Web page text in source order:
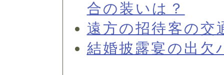
合の装いは？
遠方の招待客の交
結婚披露宴の出欠